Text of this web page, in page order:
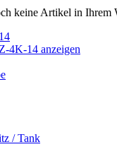
keine Artikel in Ihrem
4K-14 anzeigen
/ Tank